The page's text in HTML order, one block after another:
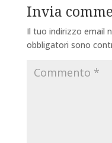
Invia
Il tuo indirizzo email
obbligatori sono